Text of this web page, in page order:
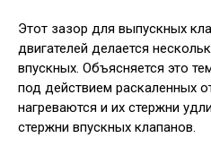
Этот зазор для выпускных
двигателей делается
впускных. Объясняется это
под действием раскаленных
нагреваются и их стержни
стержни впускных клапанов.